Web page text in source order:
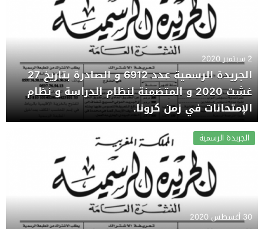
2 سبتمبر 2020
الجريدة الرسمية عدد 6912 و الصادرة بتاريخ 27
غشت 2020 و المتضمنة لنظام الدراسة و نظام
الإمتحانات في زمن كرونا.
الجريدة الرسمية
30 أغسطس 2020